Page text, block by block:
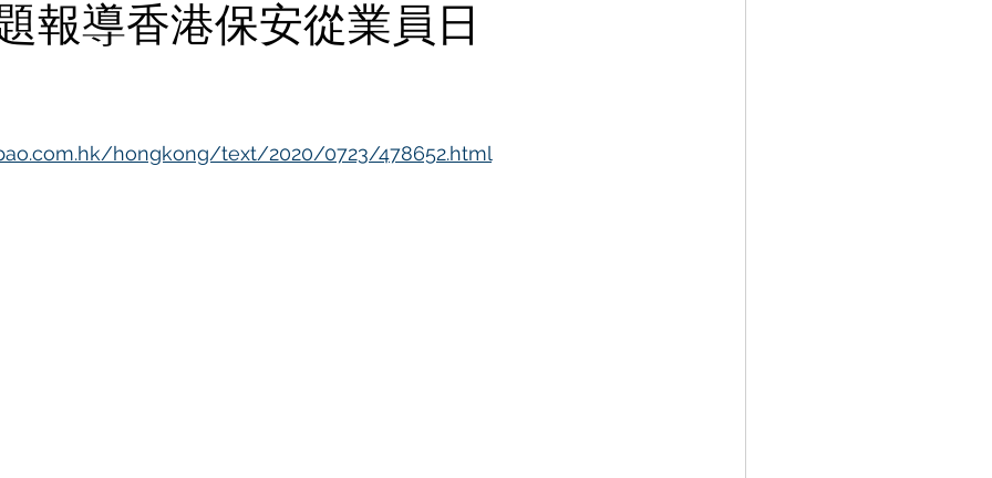
報導香港保安從業員日
hongkong/text/2020/0723/478652.html